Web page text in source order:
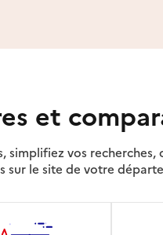
et
simplifiez vos recherches,
sur le site de votre